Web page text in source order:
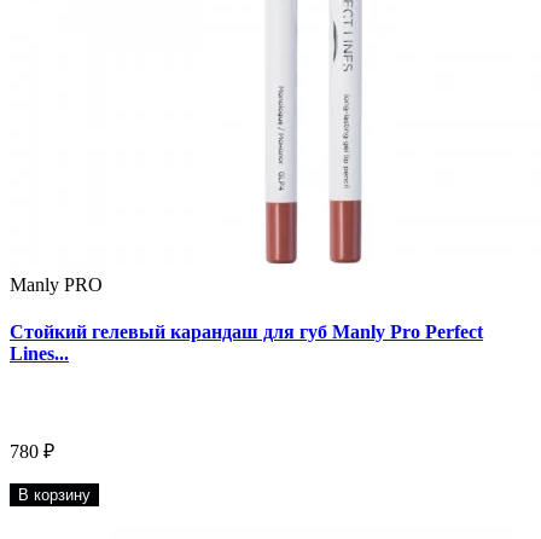
Manly PRO
Стойкий гелевый карандаш для губ Manly Pro Perfect
Lines...
780 ₽
В корзину